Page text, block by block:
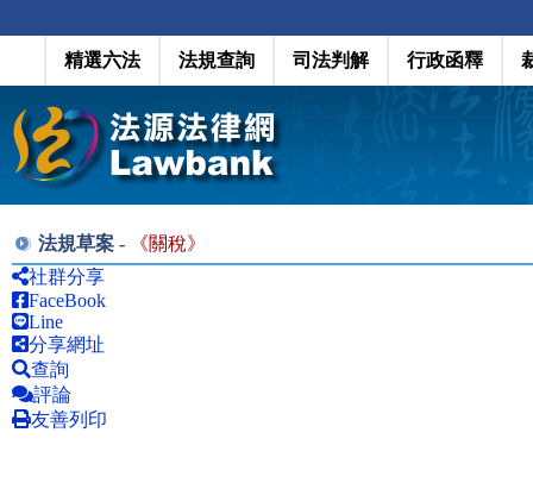
精選六法 法規查詢 司法判解 行政函釋
法規草案 - 《關稅》
社群分享
FaceBook
Line
分享網址
查詢
評論
友善列印